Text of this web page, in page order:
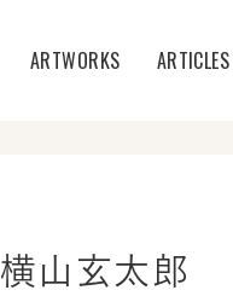
ARTWORKS ARTICLES
横山玄太郎